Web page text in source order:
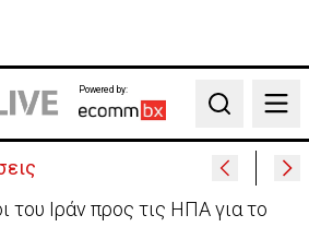
Powered by:
Search
του Ιράν προς τις ΗΠΑ για το